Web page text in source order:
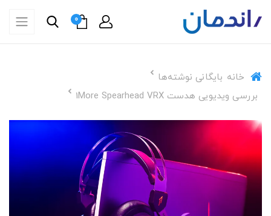
0
خانه بایگانی نوشته‌ها
بررسی ویدیویی هدست 1More Spearhead VRX